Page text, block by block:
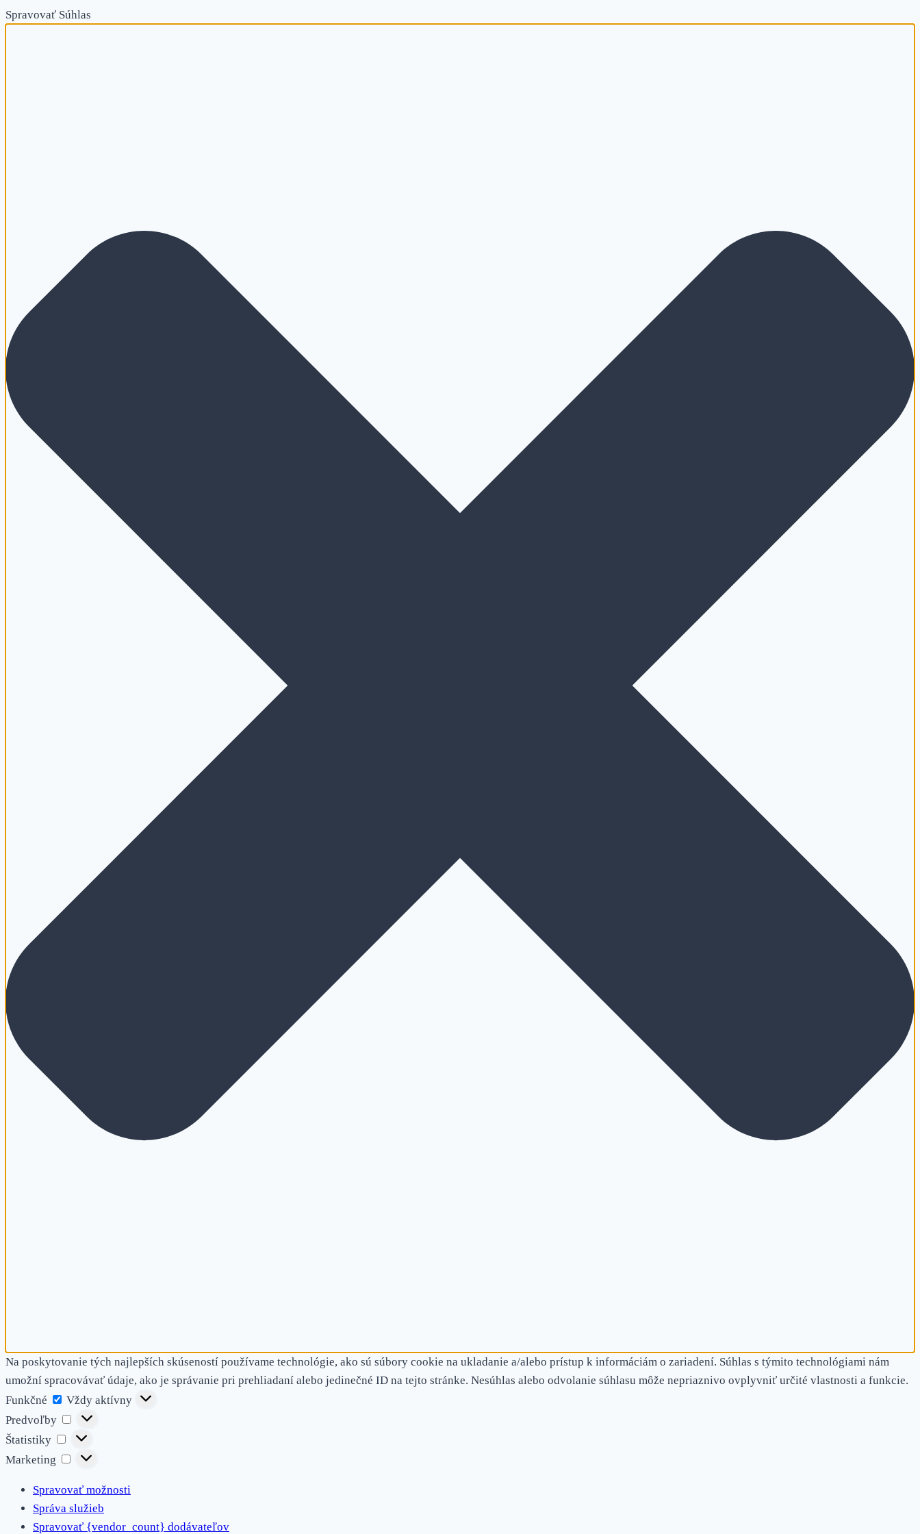
Spravovať Súhlas
Na poskytovanie tých najlepších skúseností používame technológie, ako sú súbory cookie na ukladanie a/alebo prístup k informáciám o zariadení. Súhlas s týmito technológiami nám
umožní spracovávať údaje, ako je správanie pri prehliadaní alebo jedinečné ID na tejto stránke. Nesúhlas alebo odvolanie súhlasu môže nepriaznivo ovplyvniť určité vlastnosti a funkcie.
Funkčné
Funkčné
Vždy aktívny
Predvoľby
Predvoľby
Štatistiky
Štatistiky
Marketing
Marketing
Spravovať možnosti
Správa služieb
Spravovať {vendor_count} dodávateľov